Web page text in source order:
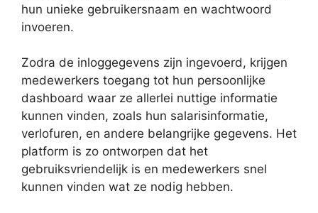
hun unieke gebruikersnaam en wachtwoord
invoeren.
Zodra de inloggegevens zijn ingevoerd, krijgen
medewerkers toegang tot hun persoonlijke
dashboard waar ze allerlei nuttige informatie
kunnen vinden, zoals hun salarisinformatie,
verlofuren, en andere belangrijke gegevens. Het
platform is zo ontworpen dat het
gebruiksvriendelijk is en medewerkers snel
kunnen vinden wat ze nodig hebben.